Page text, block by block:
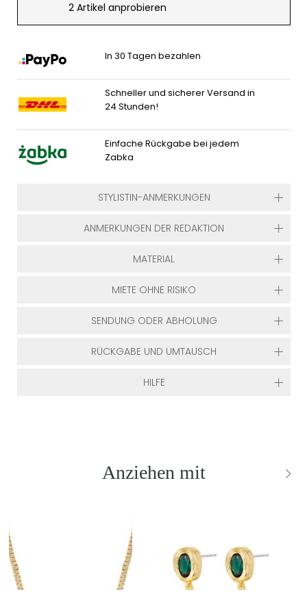
2 Artikel anprobieren
In 30 Tagen bezahlen
Schneller und sicherer Versand in
24 Stunden!
Einfache Rückgabe bei jedem
Zabka
STYLISTIN-ANMERKUNGEN
ANMERKUNGEN DER REDAKTION
MATERIAL
MIETE OHNE RISIKO
SENDUNG ODER ABHOLUNG
RÜCKGABE UND UMTAUSCH
HILFE
Anziehen mit